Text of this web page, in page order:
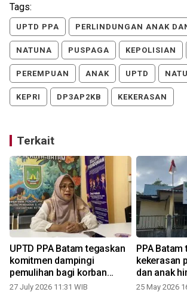
Tags:
UPTD PPA PERLINDUNGAN ANAK
NATUNA PUSPAGA KEPOLISIAN
PEREMPUAN ANAK UPTD
KEPRI DP3AP2KB KEKERASAN
Terkait
UPTD PPA Batam tegaskan
komitmen dampingi
pemulihan bagi korban
kekerasan
27 July 2026 11:31 WIB
PPA
kekerasan
dan anak
25 May 2026